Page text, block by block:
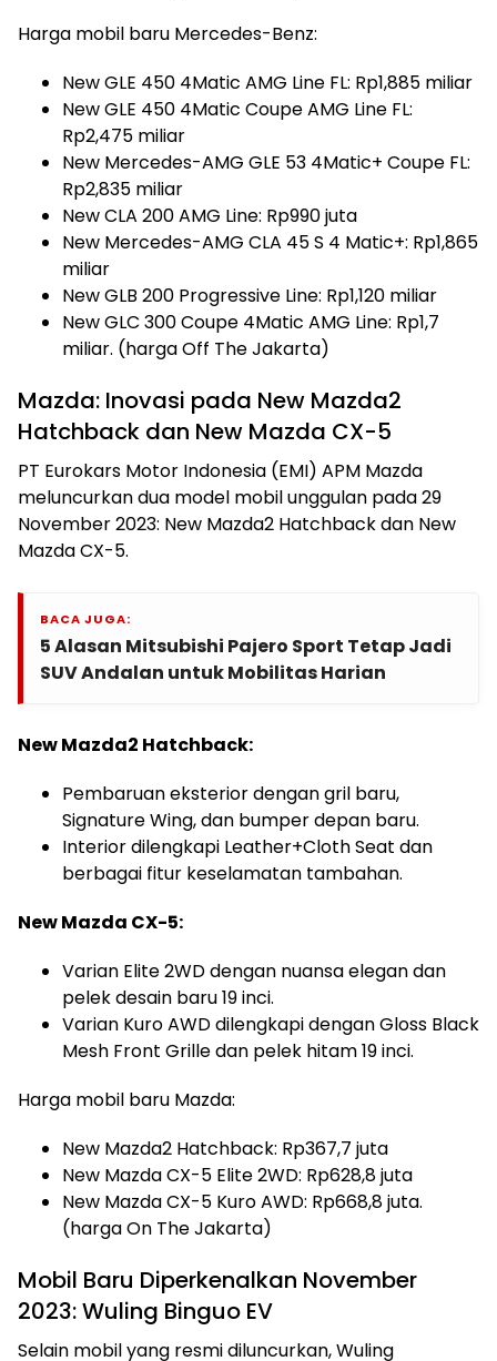
Harga mobil baru Mercedes-Benz:
New GLE 450 4Matic AMG Line FL: Rp1,885 miliar
New GLE 450 4Matic Coupe AMG Line FL:
Rp2,475 miliar
New Mercedes-AMG GLE 53 4Matic+ Coupe FL:
Rp2,835 miliar
New CLA 200 AMG Line: Rp990 juta
New Mercedes-AMG CLA 45 S 4 Matic+: Rp1,865
miliar
New GLB 200 Progressive Line: Rp1,120 miliar
New GLC 300 Coupe 4Matic AMG Line: Rp1,7
miliar. (harga Off The Jakarta)
Mazda: Inovasi pada New Mazda2
Hatchback dan New Mazda CX-5
PT Eurokars Motor Indonesia (EMI) APM Mazda
meluncurkan dua model mobil unggulan pada 29
November 2023: New Mazda2 Hatchback dan New
Mazda CX-5.
BACA JUGA:
5 Alasan Mitsubishi Pajero Sport Tetap Jadi
SUV Andalan untuk Mobilitas Harian
New Mazda2 Hatchback:
Pembaruan eksterior dengan gril baru,
Signature Wing, dan bumper depan baru.
Interior dilengkapi Leather+Cloth Seat dan
berbagai fitur keselamatan tambahan.
New Mazda CX-5:
Varian Elite 2WD dengan nuansa elegan dan
pelek desain baru 19 inci.
Varian Kuro AWD dilengkapi dengan Gloss Black
Mesh Front Grille dan pelek hitam 19 inci.
Harga mobil baru Mazda:
New Mazda2 Hatchback: Rp367,7 juta
New Mazda CX-5 Elite 2WD: Rp628,8 juta
New Mazda CX-5 Kuro AWD: Rp668,8 juta.
(harga On The Jakarta)
Mobil Baru Diperkenalkan November
2023: Wuling Binguo EV
Selain mobil yang resmi diluncurkan, Wuling